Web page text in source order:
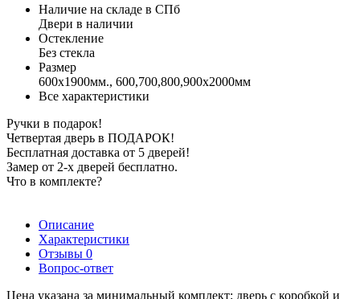
Наличие на складе в СПб
Двери в наличии
Остекление
Без стекла
Размер
600x1900мм., 600,700,800,900х2000мм
Все характеристики
Ручки в подарок!
Четвертая дверь в ПОДАРОК!
Бесплатная доставка от 5 дверей!
Замер от 2-х дверей бесплатно.
Что в комплекте?
Описание
Характеристики
Отзывы 0
Вопрос-ответ
Цена указана за минимальный комплект: дверь с коробкой и